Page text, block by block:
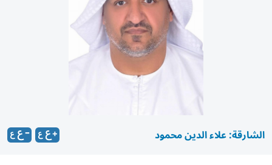
الشارقة: علاء الدين محمود